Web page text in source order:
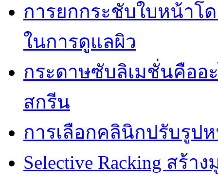
การยกกระชับใบหน้าโ
ในการดูแลผิว
กระดาษซับลิเมชั่นคืออ
สกรีน
การเลือกคลินิกปรับรูปห
Selective Racking สร้